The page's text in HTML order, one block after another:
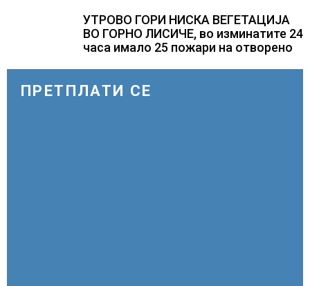
УТРОВО ГОРИ НИСКА ВЕГЕТАЦИЈА
ВО ГОРНО ЛИСИЧЕ, во изминатите 24
часа имало 25 пожари на отворено
ПРЕТПЛАТИ СЕ